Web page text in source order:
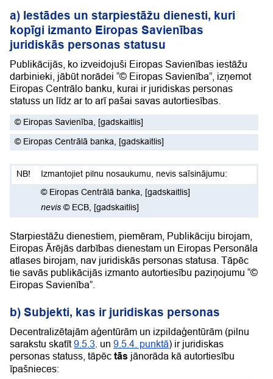
a) Iestādes un starpiestāžu dienesti, kuri
kopīgi izmanto Eiropas Savienības
juridiskās personas statusu
Publikācijās, ko izveidojuši Eiropas Savienības iestāžu
darbinieki, jābūt norādei “© Eiropas Savienība”, izņemot
Eiropas Centrālo banku, kurai ir juridiskas personas
statuss un līdz ar to arī pašai savas autortiesības.
© Eiropas Savienība [gadskaitlis]
© Eiropas Centrālā banka, [gadskaitlis]
Izmantojiet pilnu nosaukumu, nevis saīsinājumu:
© Eiropas Centrālā banka
[gadskaitlis]
nevis © ECB [gadskaitlis]
Starpiestāžu dienestiem, piemēram, Publikāciju birojam,
Eiropas Ārējās darbības dienestam un Eiropas Personāla
atlases birojam, nav juridiskās personas statusa. Tāpēc
tie savās publikācijās izmanto autortiesību paziņojumu “©
Eiropas Savienība”.
b) Subjekti, kas ir juridiskas personas
Decentralizētajām aģentūrām un izpildaģentūrām (pilnu
sarakstu skatīt9.5.3 . un 9.5.4. punktā) ir juridiskas
personas statuss, tāpēc tās jānorāda kā autortiesību
īpašnieces: